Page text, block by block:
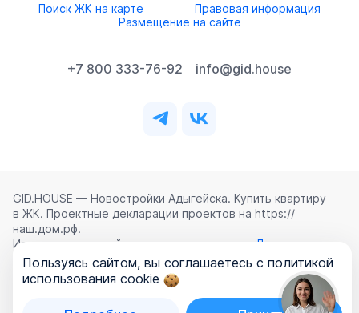
Поиск ЖК на карте
Правовая информация
Размещение на сайте
+7 800 333-76-92 info@gid.house
GID.HOUSE — Новостройки Адыгейска. Купить квартиру
в ЖК. Проектные декларации проектов на https://
наш.дом.рф.
Использование сайта означает согласие с
Лицензионным
соглашением
,Политикой конфиденциальностии
Политикой обработки персональных данных
ООО «ГИД.ХАУЗ»
Пользуясь сайтом, вы соглашаетесь с политикой
использования cookie